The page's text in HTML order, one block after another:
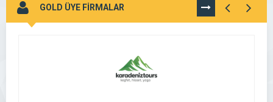
GOLD ÜYE FİRMALAR TÜMÜNÜ
GÖR